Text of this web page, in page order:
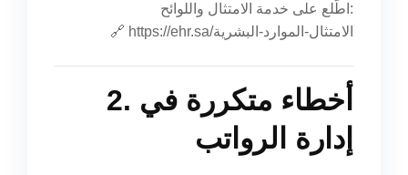
اطّلع على خدمة الامتثال واللوائح:
🔗
https://ehr.sa/الامتثال-الموارد-البشرية
2. أخطاء متكررة في
إدارة الرواتب